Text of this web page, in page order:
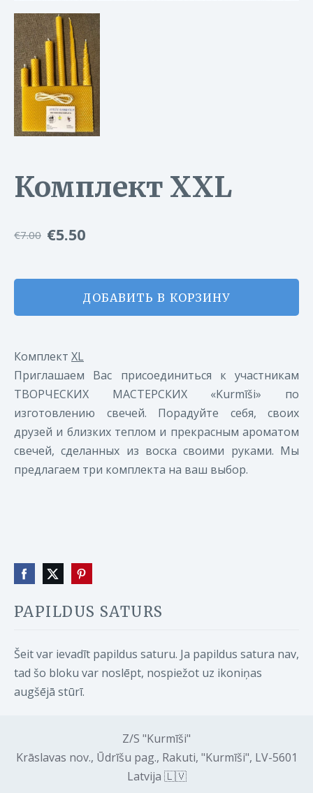
PAPILDUS SATURS
Šeit var ievadīt papildus saturu. Ja papildus satura nav,
tad šo bloku var noslēpt, nospiežot uz ikoniņas
augšējā stūrī.
Комплект XXL
€7.00 €5.50
ДОБАВИТЬ В КОРЗИНУ
Комплект XL
Приглашаем Вас присоединиться к участникам
ТВОРЧЕСКИХ МАСТЕРСКИХ «Kurmīši» по
изготовлению свечей. Порадуйте себя, своих
друзей и близких теплом и прекрасным ароматом
свечей, сделанных из воска своими руками. Мы
предлагаем три комплекта на ваш выбор.
Z/S "Kurmīši"
Krāslavas nov., Ūdrīšu pag., Rakuti, "Kurmīši", LV-5601
Latvija 🇱🇻